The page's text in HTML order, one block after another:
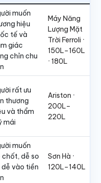
muốn
hiệu
tế và
giác
chỉn chu
Máy Năng
Lượng Mặt
Trời Ferroli ·
150L–160L
· 180L
rất ưu
thương
và thẩm
mái
Ariston ·
200L–
220L
muốn
chốt, dễ so
dễ vào tiền
Sơn Hà ·
120L–140L